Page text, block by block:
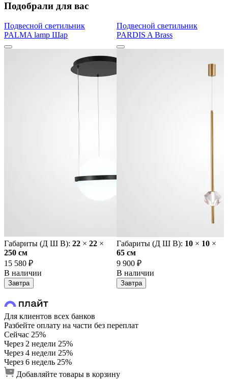
Подобрали для вас
Подвесной светильник
PALMA lamp Шар
Габариты (Д Ш В): 22 × 22 ×
250 cм
15 580 ₽
В наличии
Завтра
Подвесной светильник
PARDIS A Brass
Габариты (Д Ш В): 10 × 10 ×
65 cм
9 900 ₽
В наличии
Завтра
Для клиентов всех банков
Разбейте оплату на части без переплат
Сейчас 25%
Через 2 недели 25%
Через 4 недели 25%
Через 6 недель 25%
Добавляйте товары в корзину